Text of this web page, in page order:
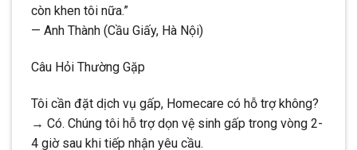
còn khen tôi nữa.”
— Anh Thành (Cầu Giấy, Hà Nội)
Câu Hỏi Thường Gặp
Tôi cần đặt dịch vụ gấp, Homecare có hỗ trợ không?
→ Có. Chúng tôi hỗ trợ dọn vệ sinh gấp trong vòng 2-
4 giờ sau khi tiếp nhận yêu cầu.